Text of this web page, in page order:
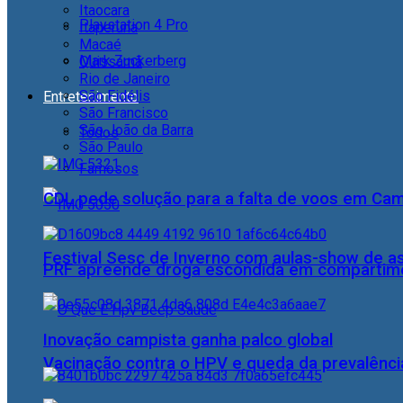
Playstation 4 Pro
Mark Zuckerberg
Entretenimento
Todos
Famosos
Festival Sesc de Inverno com aulas-show de
Vacinação contra o HPV e queda da
Itaocara
Itaperuna
Macaé
Quissamã
Rio de Janeiro
São Fidélis
São Francisco
São João da Barra
São Paulo
CDL pede solução para a falta de voos em
PRF apreende droga escondida em
Inovação campista ganha palco global